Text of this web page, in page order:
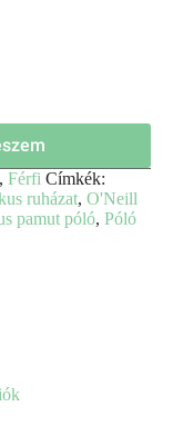
, Férfi Címkék:
ruházat, O'Neill
pamut póló, Póló